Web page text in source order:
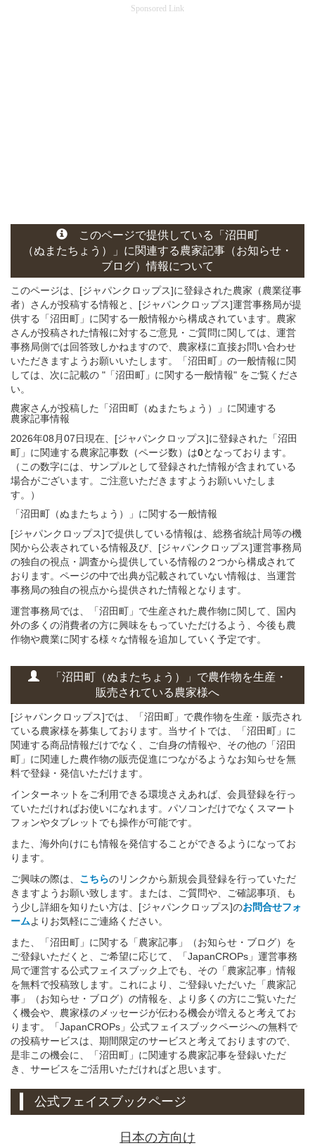
Sponsored Link
このページで提供している
「沼田町
（ぬまたちょう）」 に関連する農家記事（お知らせ・
ブログ）情報について
このページは、[ジャパンクロップス]に登録された農家（農業従事
者）さんが投稿する情報と、[ジャパンクロップス]運営事務局が提
供する「沼田町」に関する一般情報から構成されています。農家
さんが投稿された情報に対するご意見・ご質問に関しては、運営
事務局側では回答致しかねますので、農家様に直接お問い合わせ
いただきますようお願いいたします。「沼田町」の一般情報に関
しては、次に記載の "「沼田町」に関する一般情報" をご覧くださ
い。
農家さんが投稿した「沼田町（ぬまたちょう）」 に関連する
農家記事情報
2026年08月07日現在、[ジャパンクロップス]に登録された「沼田
町」に関連する農家記事数（ページ数）は0となっております。
（この数字には、サンプルとして登録された情報が含まれている
場合がございます。ご注意いただきますようお願いいたしま
す。）
「沼田町（ぬまたちょう）」 に関する一般情報
[ジャパンクロップス]で提供している情報は、総務省統計局等の機
関から公表されている情報及び、[ジャパンクロップス]運営事務局
の独自の視点・調査から提供している情報の２つから構成されて
おります。ページの中で出典が記載されていない情報は、当運営
事務局の独自の視点から提供された情報となります。
運営事務局では、「沼田町」で生産された農作物に関して、国内
外の多くの消費者の方に興味をもっていただけるよう、今後も農
作物や農業に関する様々な情報を追加していく予定です。
「沼田町（ぬまたちょう）」 で農作物を生産・
販売されている農家様へ
[ジャパンクロップス]では、「沼田町」で農作物を生産・販売され
ている農家様を募集しております。当サイトでは、「沼田町」に
関連する商品情報だけでなく、ご自身の情報や、その他の「沼田
町」に関連した農作物の販売促進につながるようなお知らせを無
料で登録・発信いただけます。
インターネットをご利用できる環境さえあれば、会員登録を行っ
ていただければお使いになれます。パソコンだけでなくスマート
フォンやタブレットでも操作が可能です。
また、海外向けにも情報を発信することができるようになってお
ります。
ご興味の際は、 こちらのリンクから新規会員登録を行っていただ
きますようお願い致します。または、ご質問や、ご確認事項、も
う少し詳細を知りたい方は、[ジャパンクロップス]のお問合せフォ
ームよりお気軽にご連絡ください。
また、「沼田町」に関する「農家記事」（お知らせ・ブログ）を
ご登録いただくと、ご希望に応じて、「JapanCROPs」運営事務
局で運営する公式フェイスブック上でも、その「農家記事」情報
を無料で投稿致します。これにより、ご登録いただいた「農家記
事」（お知らせ・ブログ）の情報を、より多くの方にご覧いただ
く機会や、農家様のメッセージが伝わる機会が増えると考えてお
ります。「JapanCROPs」公式フェイスブックページへの無料で
の投稿サービスは、期間限定のサービスと考えておりますので、
是非この機会に、「沼田町」に関連する農家記事を登録いただ
き、サービスをご活用いただければと思います。
公式フェイスブックページ
日本の方向け